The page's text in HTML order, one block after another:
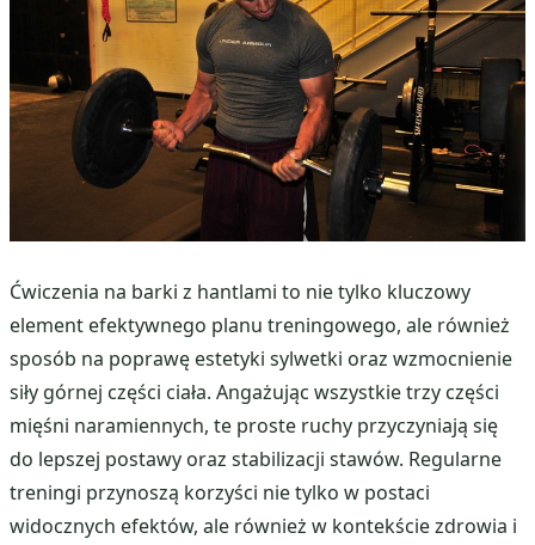
Ćwiczenia na barki z hantlami to nie tylko kluczowy
element efektywnego planu treningowego, ale również
sposób na poprawę estetyki sylwetki oraz wzmocnienie
siły górnej części ciała. Angażując wszystkie trzy części
mięśni naramiennych, te proste ruchy przyczyniają się
do lepszej postawy oraz stabilizacji stawów. Regularne
treningi przynoszą korzyści nie tylko w postaci
widocznych efektów, ale również w kontekście zdrowia i